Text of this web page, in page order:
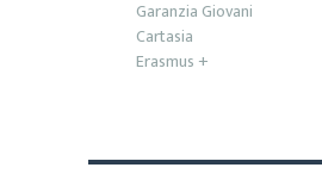
Garanzia Giovani
Cartasia
Erasmus +